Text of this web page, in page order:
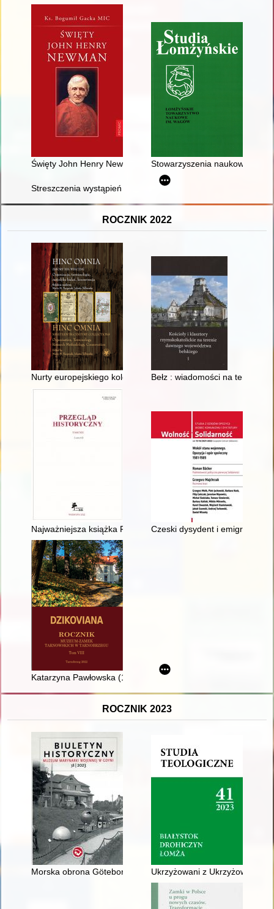
Święty John Henry Newman Stowarzyszenia naukowe w
Streszczenia wystąpień z jubileuszowych konferencji
ROCZNIK 2022
Nurty europejskiego kolekcjonerstwa grafiki w wieku XIX :
Bełz : wiadomości na temat
Najważniejsza książka PRL : "Siedem polskich grzechów
Czeski dysydent i emigrant Jiří
Katarzyna Pawłowska (1917-2020) : żona w cieniu męża
ROCZNIK 2023
Morska obrona Göteborga : od założenia miasta do Wielkiej
Ukrzyżowani z Ukrzyżowanym